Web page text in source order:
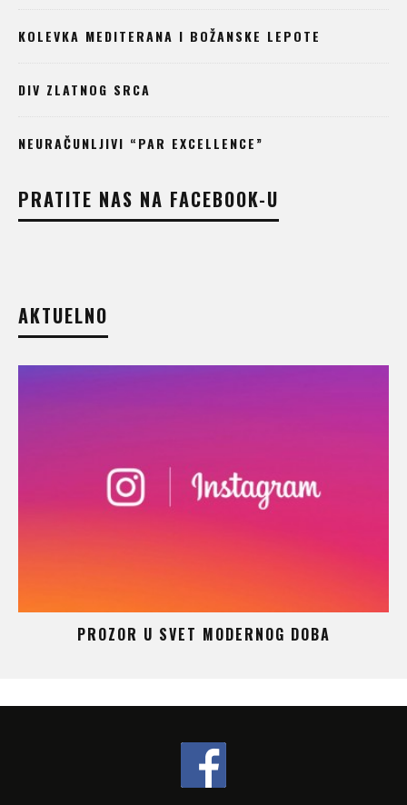
KOLEVKA MEDITERANA I BOŽANSKE LEPOTE
DIV ZLATNOG SRCA
NEURAČUNLJIVI “PAR EXCELLENCE”
PRATITE NAS NA FACEBOOK-U
AKTUELNO
ČUDO KOJE NIKADA NE SPAVA